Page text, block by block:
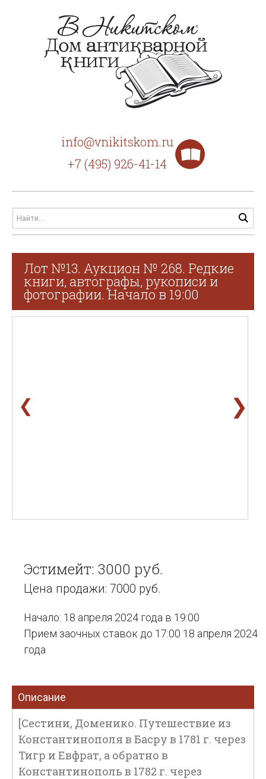
info@vnikitskom.ru
+7 (495) 926-41-14
Лот №13. Аукцион № 268. Редкие
книги, автографы, рукописи и
фотографии. Начало в 19:00
❮ ❯
Эстимейт: 3000 руб.
Цена продажи: 7000 руб.
Начало: 18 апреля 2024 года в 19:00
Прием заочных ставок до 17:00 18 апреля 2024
года
Описание
[Сестини, Доменико. Путешествие из
Константинополя в Басру в 1781 г. через
Тигр и Евфрат, а обратно в
Константинополь в 1782 г. через